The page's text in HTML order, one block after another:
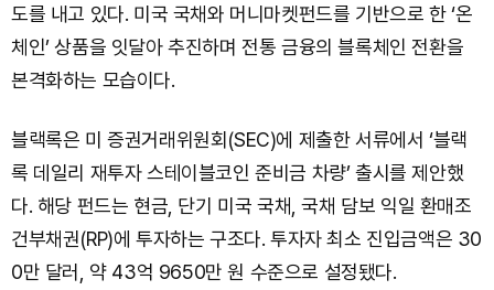
도를 내고 있다. 미국 국채와 머니마켓펀드를 기반으로 한 ‘온
체인’ 상품을 잇달아 추진하며 전통 금융의 블록체인 전환을
본격화하는 모습이다.
블랙록은 미 증권거래위원회(SEC)에 제출한 서류에서 ‘블랙
록 데일리 재투자 스테이블코인 준비금 차량’ 출시를 제안했
다. 해당 펀드는 현금, 단기 미국 국채, 국채 담보 익일 환매조
건부채권(RP)에 투자하는 구조다. 투자자 최소 진입금액은 30
0만 달러, 약 43억 9650만 원 수준으로 설정됐다.